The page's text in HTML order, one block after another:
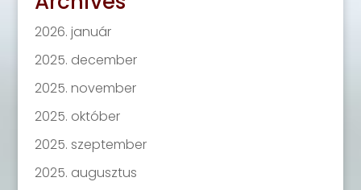
2026. január
2025. december
2025. november
2025. október
2025. szeptember
2025. augusztus